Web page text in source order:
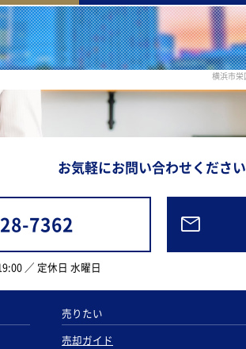
横浜市栄
お気軽にお問い合わせください
7362
／ 定休日 水曜日
売りたい
売却ガイド